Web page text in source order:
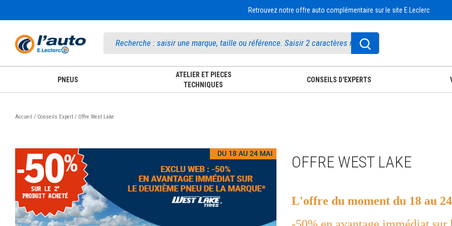
Retrouvez notre offre auto complémentaire sur le site E.Leclerc
PNEUS
ATELIER ET PIECES
TECHNIQUES
CONSEILS D'EXPERTS
Accueil / Conseils Expert / Offre West Lake
OFFRE WEST LAKE
L'offre du moment du 18 au